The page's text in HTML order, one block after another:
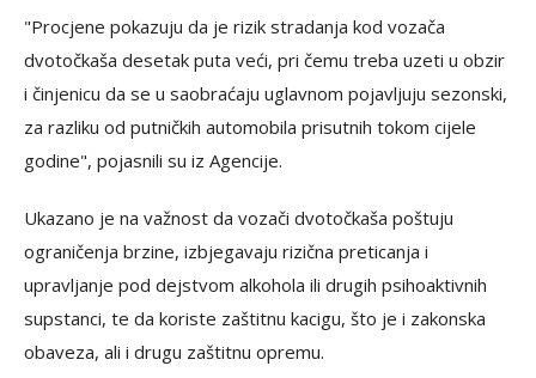
"Procjene pokazuju da je rizik stradanja kod vozača
dvotočkaša desetak puta veći, pri čemu treba uzeti u obzir
i činjenicu da se u saobraćaju uglavnom pojavljuju sezonski,
za razliku od putničkih automobila prisutnih tokom cijele
godine", pojasnili su iz Agencije.
Ukazano je na važnost da vozači dvotočkaša poštuju
ograničenja brzine, izbjegavaju rizična preticanja i
upravljanje pod dejstvom alkohola ili drugih psihoaktivnih
supstanci, te da koriste zaštitnu kacigu, što je i zakonska
obaveza, ali i drugu zaštitnu opremu.